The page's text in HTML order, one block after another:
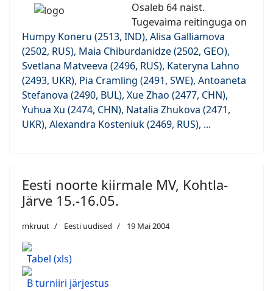
Osaleb 64 naist.
Tugevaima reitinguga on
Humpy Koneru (2513, IND), Alisa Galliamova
(2502, RUS), Maia Chiburdanidze (2502, GEO),
Svetlana Matveeva (2496, RUS), Kateryna Lahno
(2493, UKR), Pia Cramling (2491, SWE), Antoaneta
Stefanova (2490, BUL), Xue Zhao (2477, CHN),
Yuhua Xu (2474, CHN), Natalia Zhukova (2471,
UKR), Alexandra Kosteniuk (2469, RUS), ...
Eesti noorte kiirmale MV, Kohtla-
Järve 15.-16.05.
mkruut Eesti uudised 19 Mai 2004
Tabel (xls)
B turniiri järjestus